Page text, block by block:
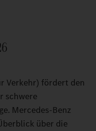
Verkehr) fördert den
schwere
Mercedes‑Benz
über die